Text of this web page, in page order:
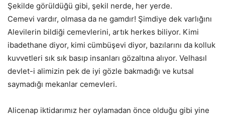
Şekilde görüldüğü gibi, şekil nerde, her yerde.
Cemevi vardır, olmasa da ne gamdır! Şimdiye dek varlığını
Alevilerin bildiği cemevlerini, artık herkes biliyor. Kimi
ibadethane diyor, kimi cümbüşevi diyor, bazılarını da kolluk
kuvvetleri sık sık basıp insanları gözaltına alıyor. Velhasıl
devlet-i alimizin pek de iyi gözle bakmadığı ve kutsal
saymadığı mekanlar cemevleri.
Alicenap iktidarımız her oylamadan önce olduğu gibi yine